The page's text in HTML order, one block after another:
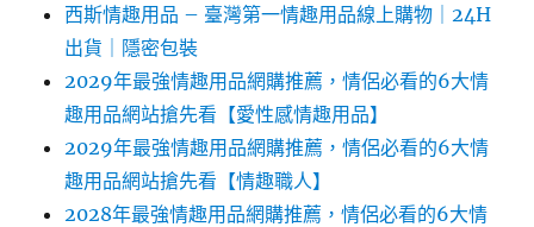
西斯情趣用品 – 臺灣第一情趣用品線上購物｜24H
出貨｜隱密包裝
2029年最強情趣用品網購推薦，情侶必看的6大情
趣用品網站搶先看【愛性感情趣用品】
2029年最強情趣用品網購推薦，情侶必看的6大情
趣用品網站搶先看【情趣職人】
2028年最強情趣用品網購推薦，情侶必看的6大情